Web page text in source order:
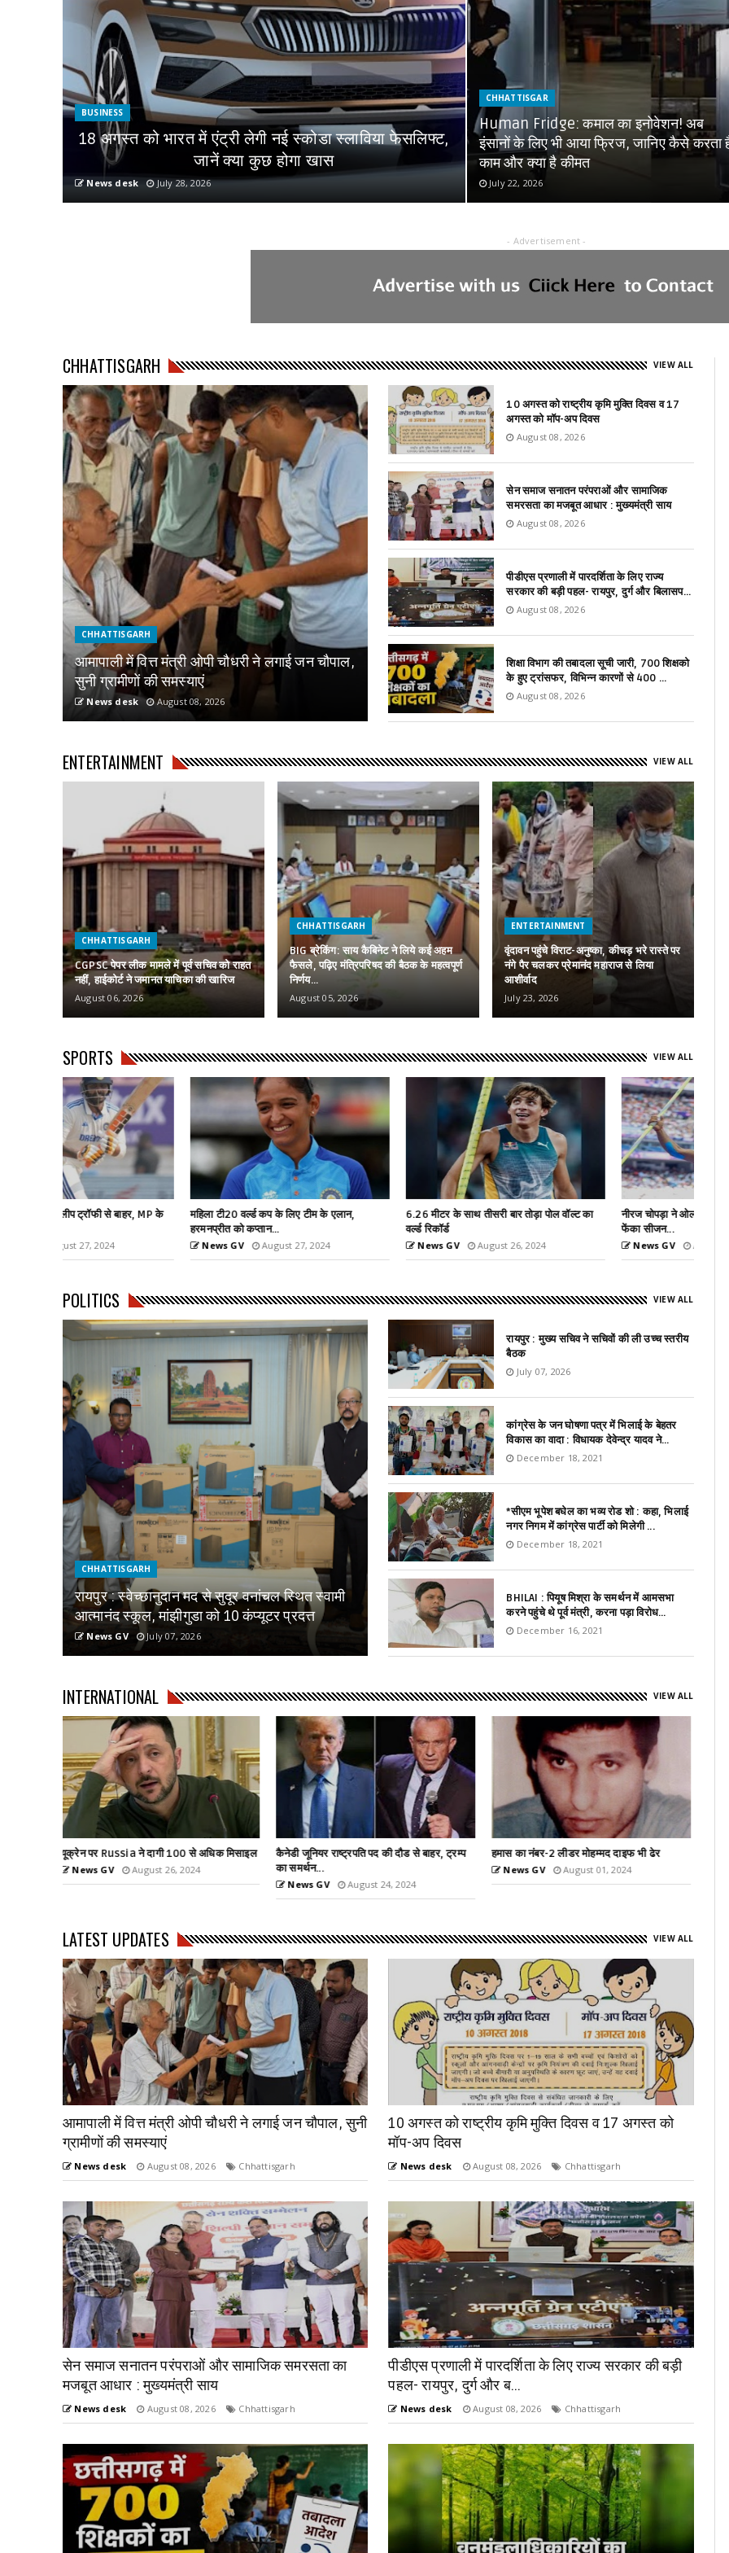
BUSINESS
18 अगस्त को भारत में एंट्री लेगी नई स्कोडा स्लाविया फेसलिफ्ट,
जानें क्या कुछ होगा खास
News desk July 28, 2026
CHHATTISGAR
Human Fridge: कमाल का इनोवेशन! अब
इंसानों के लिए भी आया फ्रिज, जानिए कैसे करता
काम और क्या है कीमत
July 22, 2026
- Advertisement -
CHHATTISGARH VIEW ALL
CHHATTISGARH
आमापाली में वित्त मंत्री ओपी चौधरी ने लगाई जन चौपाल,
सुनी ग्रामीणों की समस्याएं
News desk August 08, 2026
10 अगस्त को राष्ट्रीय कृमि मुक्ति दिवस व 17
अगस्त को मॉप-अप दिवस
August 08, 2026
सेन समाज सनातन परंपराओं और सामाजिक
समरसता का मजबूत आधार : मुख्यमंत्री साय
August 08, 2026
पीडीएस प्रणाली में पारदर्शिता के लिए राज्य
सरकार की बड़ी पहल- रायपुर, दुर्ग और बिलासप...
August 08, 2026
शिक्षा विभाग की तबादला सूची जारी, 700 शिक्षको
के हुए ट्रांसफर, विभिन्न कारणों से 400 ...
August 08, 2026
ENTERTAINMENT VIEW ALL
CHHATTISGARH
CGPSC पेपर लीक मामले में पूर्व सचिव को राहत
नहीं, हाईकोर्ट ने जमानत याचिका की खारिज
August 06, 2026
CHHATTISGARH
BIG ब्रेकिंग: साय कैबिनेट ने लिये कई अहम
फैसले, पढ़िए मंत्रिपरिषद की बैठक के महत्वपूर्ण
निर्णय…
August 05, 2026
ENTERTAINMENT
वृंदावन पहुंचे विराट-अनुष्का, कीचड़ भरे रास्ते पर
नंगे पैर चलकर प्रेमानंद महाराज से लिया
आशीर्वाद
July 23, 2026
SPORTS VIEW ALL
महिला टी20 वर्ल्ड कप के लिए टीम के एलान,
News GV August 27, 2024
6.26 मीटर के साथ तीसरी बार तोड़ा पोल वॉल्ट का
वर्ल्ड रिकॉर्ड
News GV August 26, 2024
नीरज चोपड़ा ने ओलंपिक्स के बाद तोड़ दिया रिकॉर्ड,
News GV August 24, 2024
POLITICS VIEW ALL
CHHATTISGARH
रायपुर : स्वेच्छानुदान मद से सुदूर वनांचल स्थित स्वामी
आत्मानंद स्कूल, मांझीगुडा को 10 कंप्यूटर प्रदत्त
News GV July 07, 2026
रायपुर : मुख्य सचिव ने सचिवों की ली उच्च स्तरीय
बैठक
July 07, 2026
कांग्रेस के जन घोषणा पत्र में भिलाई के बेहतर
विकास का वादा : विधायक देवेन्द्र यादव ने...
December 18, 2021
*सीएम भूपेश बघेल का भव्य रोड शो : कहा, भिलाई
नगर निगम में कांग्रेस पार्टी को मिलेगी ...
December 18, 2021
BHILAI : पियूष मिश्रा के समर्थन में आमसभा
करने पहुंचे थे पूर्व मंत्री, करना पड़ा विरोध...
December 16, 2021
INTERNATIONAL VIEW ALL
कैनेडी जूनियर राष्ट्रपति पद की दौड से बाहर, ट्रम्प
का समर्थन...
News GV August 24, 2024
हमास का नंबर-2 लीडर मोहम्मद दाइफ भी ढेर
News GV
पीएम मोदी ने मॉस्को में भारतीय मूल के लोगों को किया
संबोधित
News GV July 09, 2024
LATEST UPDATES VIEW ALL
आमापाली में वित्त मंत्री ओपी चौधरी ने लगाई जन चौपाल, सुनी
ग्रामीणों की समस्याएं
News desk August 08, 2026 Chhattisgarh
10 अगस्त को राष्ट्रीय कृमि मुक्ति दिवस व 17 अगस्त को
मॉप-अप दिवस
News desk August 08, 2026 Chhattisgarh
सेन समाज सनातन परंपराओं और सामाजिक समरसता का
मजबूत आधार : मुख्यमंत्री साय
News desk August 08, 2026 Chhattisgarh
पीडीएस प्रणाली में पारदर्शिता के लिए राज्य सरकार की बड़ी
पहल- रायपुर, दुर्ग और ब...
News desk August 08, 2026 Chhattisgarh